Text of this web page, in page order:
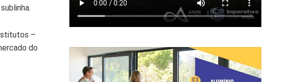
–
do